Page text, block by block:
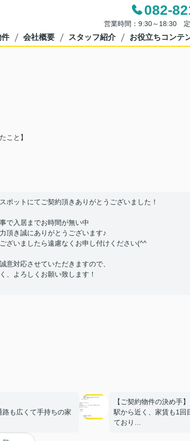
082-
営業時間：9:30～18:30
会社概要 スタッフ紹介 お役立ちコンテ
こと】
ポットにてご契約頂きありがとうございました！
で入居までお時間が無い中
頂き誠にありがとうございます♪
ざいましたら遠慮なくお申し付けください(^^ゞ
意対応させていただきますので、
、よろしくお願い致します！
も広くて手持ちの家
たこと】
【ご契約物件の決め手】
駅から近く、家賃も1回
ており